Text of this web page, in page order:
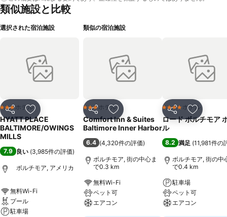
類似施設と比較
選択された宿泊施設
シェア お気に入りに追加
3 ホテルのランク
ホテル
HYATT PLACE
BALTIMORE/OWINGS
MILLS
7.9 良い (3,985件の評価)
ボルチモア, アメリカ
無料Wi-Fi
プール
駐車場
類似の宿泊施設
シェア お気に入りに追加
3 ホテルのランク
ホテル
Comfort Inn & Suites
Baltimore Inner Harbor
6.4 (4,320件の評価)
ボルチモア, 街の中心ま
で0.3 km
無料Wi-Fi
ペット可
エアコン
シェア お気に入
4 ホテルのランク
ホテル
ロード ボルチモア
ル
8.2 満足 (11,981件の
ボルチモア, 街の中
で0.4 km
駐車場
ペット可
エアコン